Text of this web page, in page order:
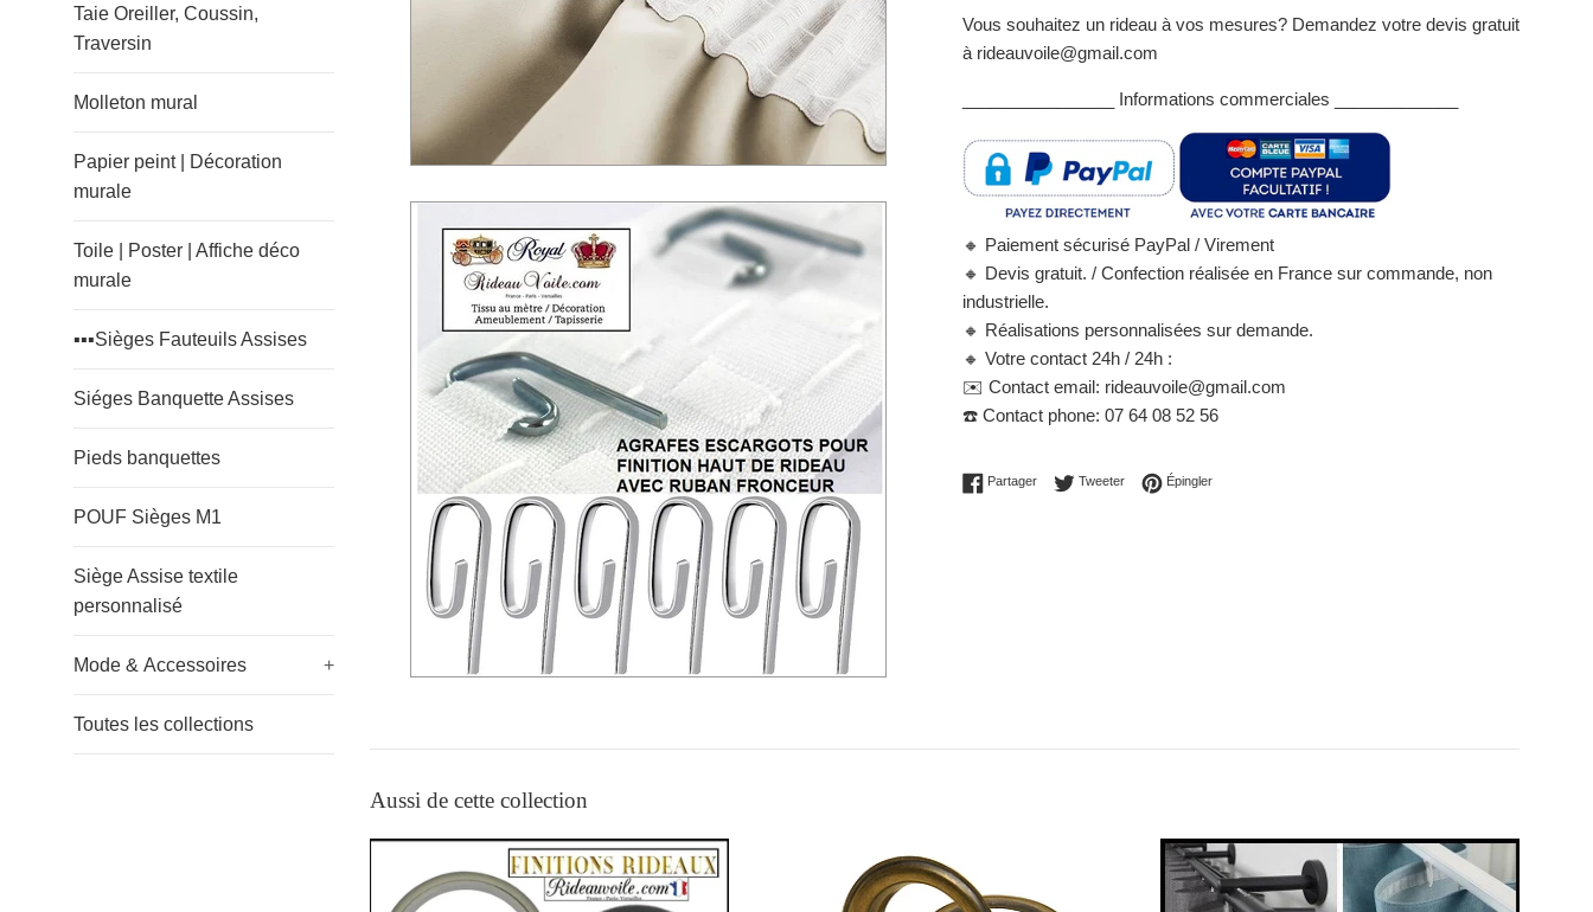
Taie Oreiller, Coussin,
Traversin
Molleton mural
Papier peint | Décoration
murale
Toile | Poster | Affiche déco
murale
▪️▪️▪️Sièges Fauteuils Assises
Siéges Banquette Assises
Pieds banquettes
POUF Sièges M1
Siège Assise textile
personnalisé
Mode & Accessoires +
Toutes les collections
Vous souhaitez un rideau à vos mesures? Demandez votre devis gratuit
à rideauvoile@gmail.com
________________ Informations commerciales _____________
🔸 Paiement sécurisé PayPal / Virement
🔸 Devis gratuit. / Confection réalisée en France sur commande, non
industrielle.
🔸 Réalisations personnalisées sur demande.
🔸 Votre contact 24h / 24h :
✉️ Contact email: rideauvoile@gmail.com
☎️ Contact phone: 07 64 08 52 56
PartagerPartager sur Facebook
TweeterTweeter sur Twitter
ÉpinglerÉpingler sur Pinterest
Aussi de cette collection